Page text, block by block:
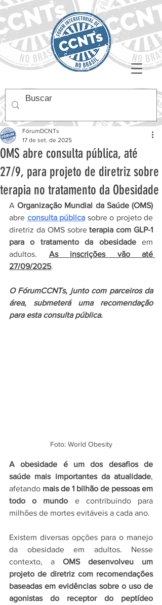
OMS abre consulta pública, até
27/9, para projeto de diretriz sobre
terapia no tratamento da Obesidade
FórumDCNTs
17 de set. de 2025
A
abre consulta pública sobre o projeto de
diretriz da OMS sobre terapia com GLP-1
para o tratamento da obesidade em
adultos. As inscrições vão até
27/09/2025.
O FórumCCNTs, junto com parceiros da
área, submeterá uma recomendação
para esta consulta pública.
Foto: World Obesity
A obesidade é um dos desafios de
saúde mais importantes da atualidade,
afetando mais de 1 bilhão de pessoas em
todo o mundo e contribuindo para
milhões de mortes evitáveis ​​a cada ano.
Existem diversas opções para o manejo
da obesidade em adultos. Nesse
contexto, a OMS desenvolveu um
projeto de diretriz com recomendações
baseadas em evidências sobre o uso de
agonistas do receptor do peptídeo